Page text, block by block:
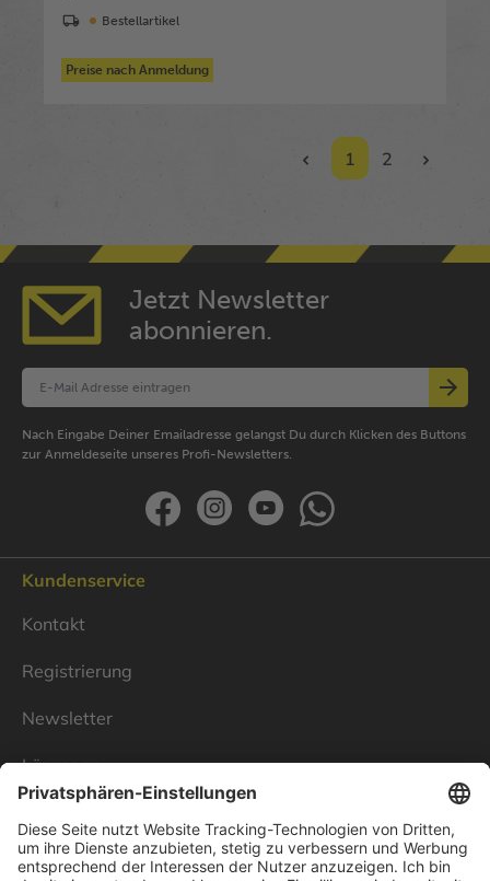
Bestellartikel
Preise nach Anmeldung
1 2
Jetzt Newsletter
abonnieren.
Nach Eingabe Deiner Emailadresse gelangst Du durch Klicken des Buttons
zur Anmeldeseite unseres Profi-Newsletters.
Kundenservice
Kontakt
Registrierung
Newsletter
Lösungen
Über Linnenbecker